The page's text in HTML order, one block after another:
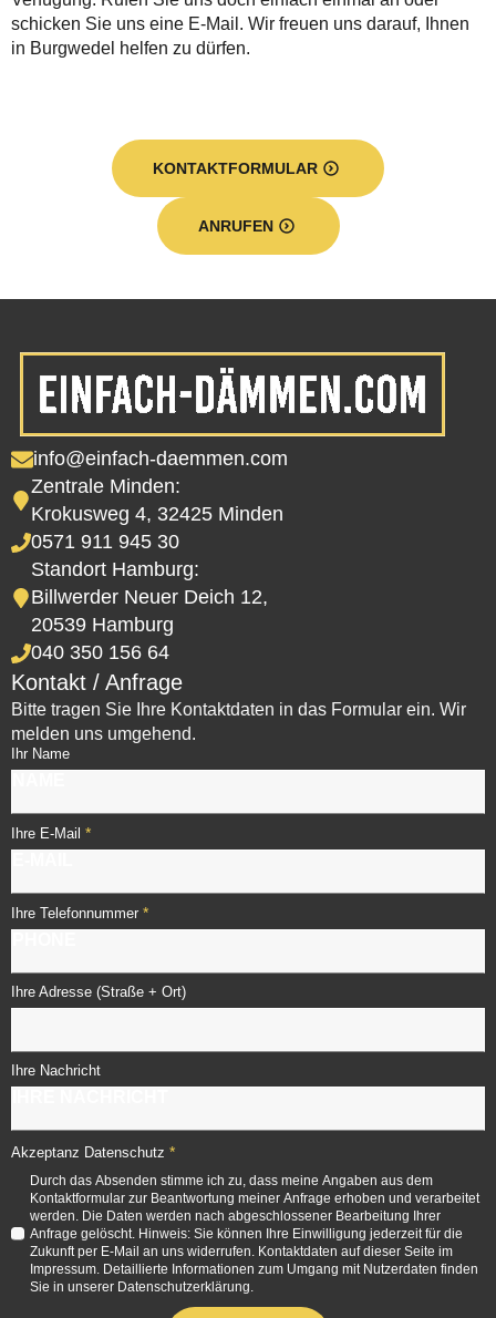
schicken Sie uns eine E-Mail. Wir freuen uns darauf, Ihnen
in Burgwedel helfen zu dürfen.
KONTAKTFORMULAR
ANRUFEN
info@einfach-daemmen.com
Zentrale Minden:
Krokusweg 4, 32425 Minden
0571 911 945 30
Standort Hamburg:
Billwerder Neuer Deich 12,
20539 Hamburg
040 350 156 64
Kontakt / Anfrage
Bitte tragen Sie Ihre Kontaktdaten in das Formular ein. Wir
melden uns umgehend.
Ihr Name
Ihre E-Mail *
Ihre Telefonnummer *
Ihre Adresse (Straße + Ort)
Ihre Nachricht
Akzeptanz Datenschutz *
Durch das Absenden stimme ich zu, dass meine Angaben aus dem
Kontaktformular zur Beantwortung meiner Anfrage erhoben und verarbeitet
werden. Die Daten werden nach abgeschlossener Bearbeitung Ihrer
Anfrage gelöscht. Hinweis: Sie können Ihre Einwilligung jederzeit für die
Zukunft per E-Mail an uns widerrufen. Kontaktdaten auf dieser Seite im
Impressum. Detaillierte Informationen zum Umgang mit Nutzerdaten finden
Sie in unserer Datenschutzerklärung.